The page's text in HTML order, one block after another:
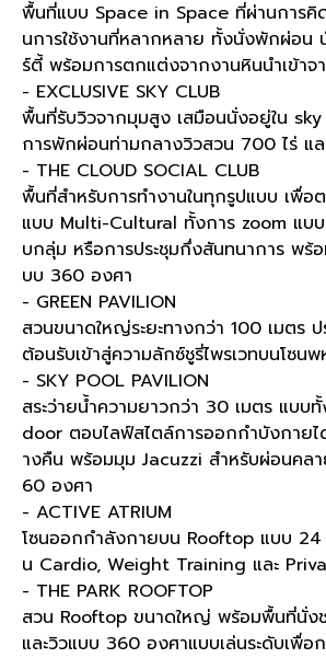
พื้นที่แบบ Space in Space ที่ผ่านการคิ
นการใช้งานที่หลากหลาย ทั้งนั่งพักผ่อน
ร์ตี้ พร้อมการตกแต่งจากงานหินนำเข้าจ
- EXCLUSIVE SKY CLUB
พื้นที่รับวิวจากมุมสูง เสมือนนั่งอยู่ใน
การพักผ่อนท่ามกลางวิวสวน 700 ไร่ แล
- THE CLOUD SOCIAL CLUB
พื้นที่สำหรับการทำงานในทุกรูปแบบ เพื่อ
แบบ Multi-Cultural ทั้งการ zoom แบบ
บกลุ่ม หรือการประชุมกึ่งสันทนาการ พร้
บบ 360 องศา
- GREEN PAVILION
สวนขนาดใหญ่ระยะทางกว่า 100 เมตร ป
ต้อนรับเข้าสู่ความลักซ์ชูรี่ไพรเวทบนโซน
- SKY POOL PAVILION
สระว่ายน้ำความยาวกว่า 30 เมตร แบบ
door ตอบไลฟ์สไตล์การออกกำบังกายไ
างคืน พร้อมมุม Jacuzzi สำหรับผ่อนคล
60 องศา
- ACTIVE ATRIUM
โซนออกกำลังกายบน Rooftop แบบ 24
น Cardio, Weight Training และ
- THE PARK ROOFTOP
สวน Rooftop ขนาดใหญ่ พร้อมพื้นที่นั่ง
และวิวแบบ 360 องศาแบบเล่นระดับเพื่